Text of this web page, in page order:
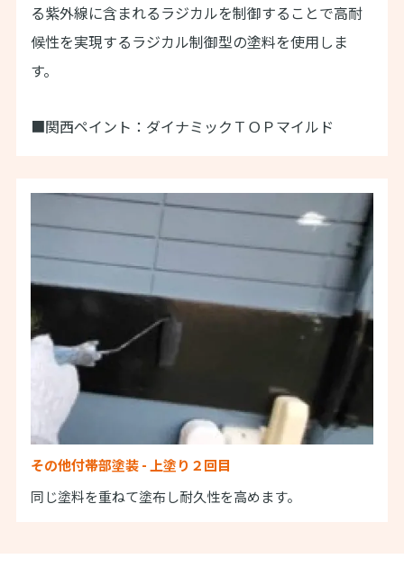
る紫外線に含まれるラジカルを制御することで高耐
候性を実現するラジカル制御型の塗料を使用しま
す。
■関西ペイント：ダイナミックＴＯＰマイルド
その他付帯部塗装 - 上塗り２回目
同じ塗料を重ねて塗布し耐久性を高めます。